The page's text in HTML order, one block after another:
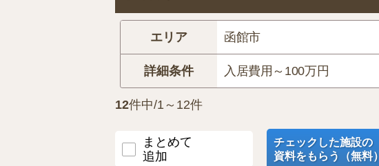
エリア 函館市
詳細条件 入居費用～100万円
12件中/1～12件
まとめて
追加
チェックした施設の
資料をもらう（無料）